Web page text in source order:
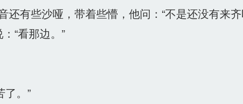
还有些沙哑，带着些懵，他问：“不是还没有来齐
“看那边。”
。”